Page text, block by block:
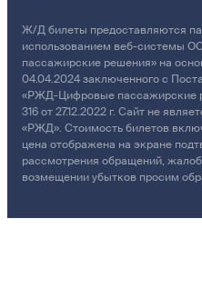
Ж/Д билеты предоставляются
использованием веб-системы
пассажирские решения» на
04.04.2024 заключенного с
«РЖД-Цифровые
316 от 27.12.2022 г. Сайт не
«РЖД». Стоимость билетов
цена отображена на экране
рассмотрения обращений,
возмещении убытков просим